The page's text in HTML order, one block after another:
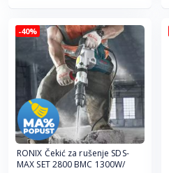
-40%
RONIX Čekić za rušenje SDS-
MAX SET 2800 BMC 1300W/